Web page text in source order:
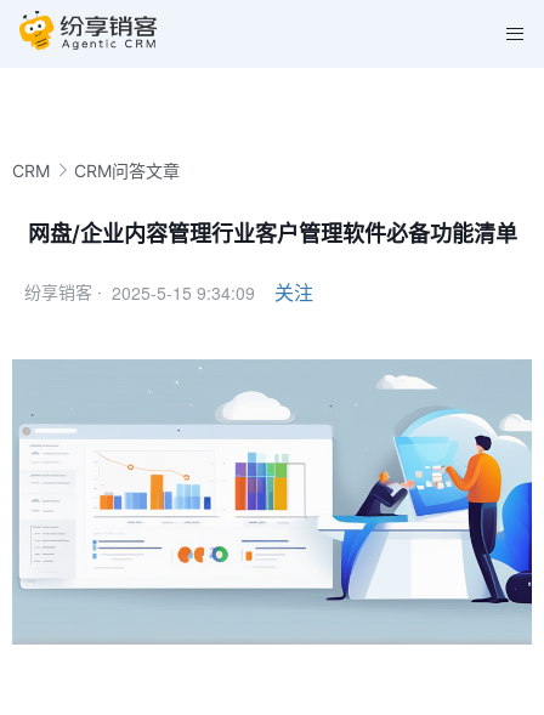
CRM CRM问答文章
网盘/企业内容管理行业客户管理软件必备功能清单
纷享销客 · 2025-5-15 9:34:09 关注